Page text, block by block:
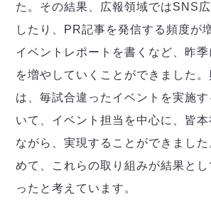
た。その結果、広報領域ではSNS
したり、PR記事を発信する頻度が
イベントレポートを書くなど、昨
を増やしていくことができました
は、毎試合違ったイベントを実施
いて、イベント担当を中心に、皆
ながら、実現することができまし
めて、これらの取り組みが結果と
ったと考えています。